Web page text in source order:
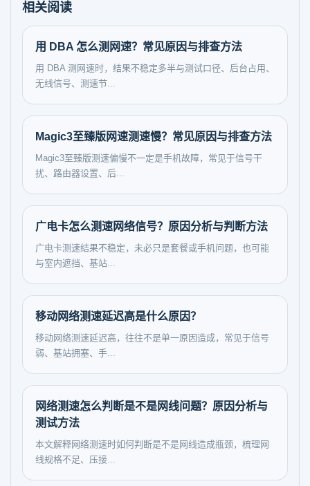
相关阅读
用 DBA 怎么测网速？常见原因与排查方法
用 DBA 测网速时，结果不稳定多半与测试口径、后台占用、
无线信号、测速节...
Magic3至臻版网速测速慢？常见原因与排查方法
Magic3至臻版测速偏慢不一定是手机故障，常见于信号干
扰、路由器设置、后...
广电卡怎么测速网络信号？原因分析与判断方法
广电卡测速结果不稳定，未必只是套餐或手机问题，也可能
与室内遮挡、基站...
移动网络测速延迟高是什么原因？
移动网络测速延迟高，往往不是单一原因造成，常见于信号
弱、基站拥塞、手...
网络测速怎么判断是不是网线问题？原因分析与
测试方法
本文解释网络测速时如何判断是不是网线造成瓶颈，梳理网
线规格不足、压接...